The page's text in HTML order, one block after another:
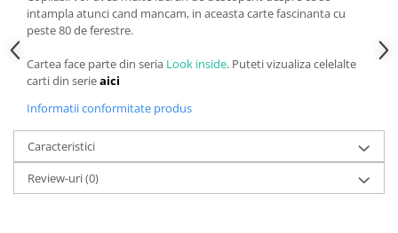
intampla atunci cand mancam, in aceasta carte fascinanta cu
peste 80 de ferestre.
Cartea face parte din seria Look inside. Puteti vizualiza celelalte
carti din serieaici
Informatii conformitate produs
Caracteristici
Review-uri(0)